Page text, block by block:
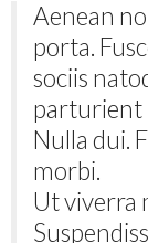
Aenean
porta.
sociis
parturient
Nulla dui.
morbi.
Ut viverra